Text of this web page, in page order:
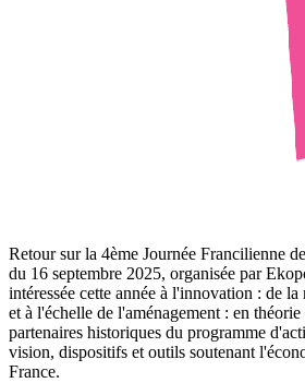
Retour sur la 4ème Journée Francilienne
du 16 septembre 2025, organisée par
intéressée cette année à l'innovation : de
et à l'échelle de l'aménagement : en
partenaires historiques du programme
vision, dispositifs et outils soutenant
France.